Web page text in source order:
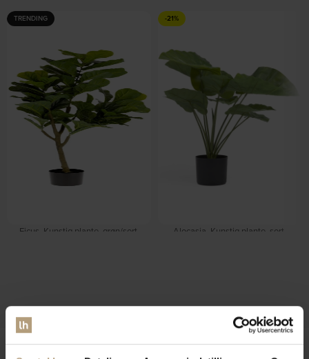
TRENDING
Ficus, Kunstig plante, grøn/sort,
-21%
Alocasia, Kunstig plante, sort,